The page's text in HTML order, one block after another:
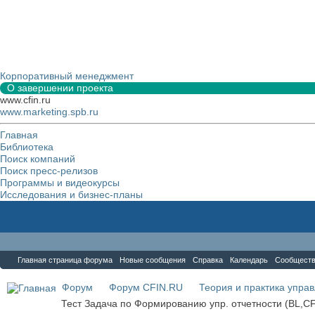
Корпоративный менеджмент
О завершении проекта
www.cfin.ru
www.marketing.spb.ru
Главная
Библиотека
Поиск компаний
Поиск пресс-релизов
Программы и видеокурсы
Исследования и бизнес-планы
Главная страница форума Новые сообщения Справка Календарь
Форум Форум CFIN.RU
Теория и практика
Тест Задача по Формированию упр. отчетности